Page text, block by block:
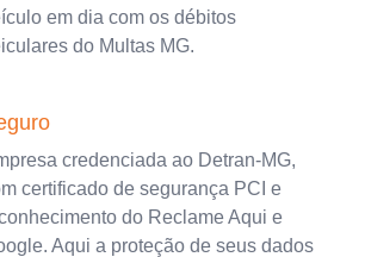
em dia com os débitos
do Multas MG.
credenciada ao Detran-MG,
certificado de segurança PCI e
do Reclame Aqui e
Aqui a proteção de seus dados